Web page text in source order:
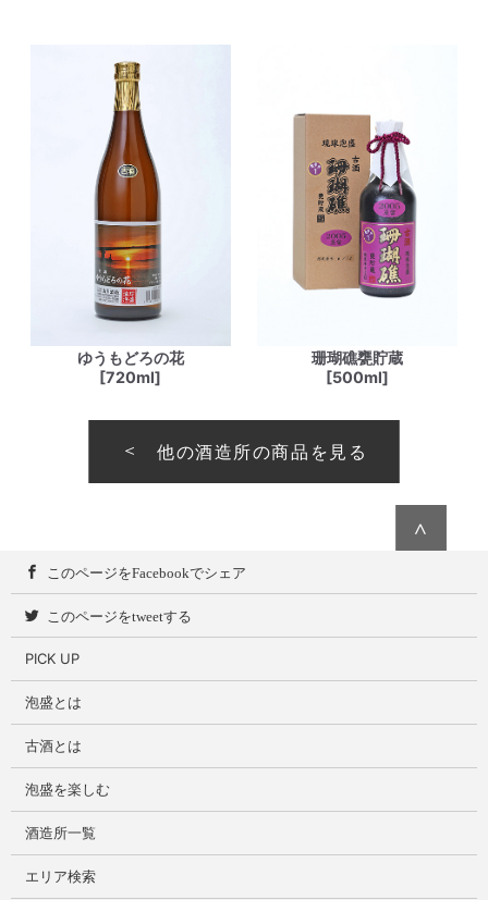
ゆうもどろの花
[720ml]
珊瑚礁甕貯蔵
[500ml]
他の酒造所の商品を見る
∧
このページをFacebookでシェア
このページをtweetする
PICK UP
泡盛とは
古酒とは
泡盛を楽しむ
酒造所一覧
エリア検索